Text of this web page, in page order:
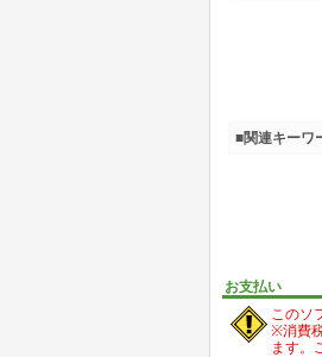
お支払い
このソ
※消費
ます。
■関連キーワ